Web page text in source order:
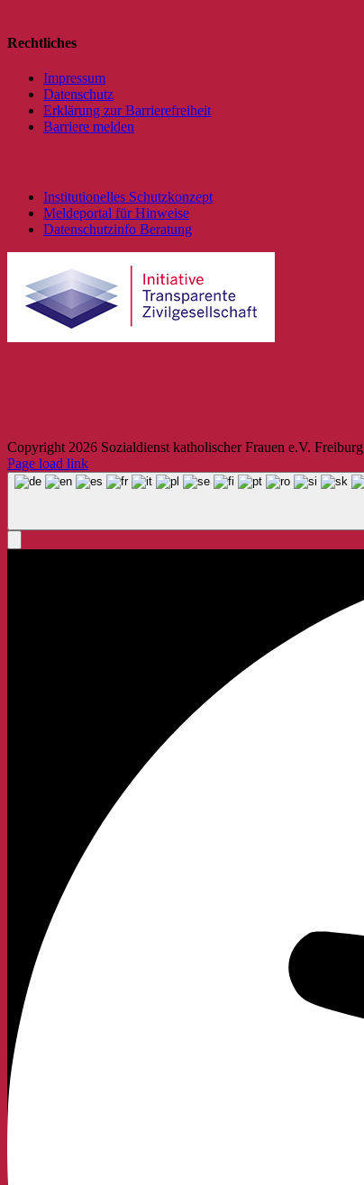
Rechtliches
Impressum
Datenschutz
Erklärung zur Barrierefreiheit
Barriere melden
Institutionelles Schutzkonzept
Meldeportal für Hinweise
Datenschutzinfo Beratung
Copyright 2026 Sozialdienst katholischer Frauen e.V. Freiburg
Page load link